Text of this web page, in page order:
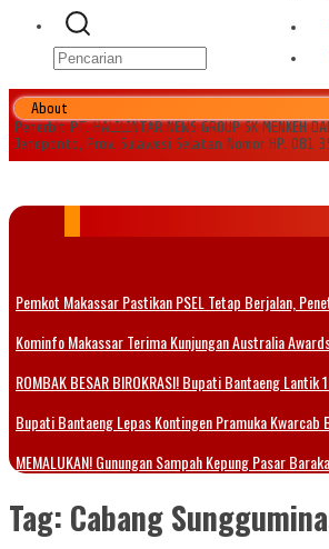
About
Penerbit PT. HALILINTAR NEWS GROUP SK
Jeneponto, Prov. Sulawesi Selatan Nomor HP.
Pemkot Makassar Pastikan PSEL Tetap Berjalan,
Kominfo Makassar Terima Kunjungan Australia
ROMBAK BESAR BIROKRASI! Bupati Bantaeng
Bupati Bantaeng Lepas Kontingen Pramuka Kwarcab
MEMALUKAN! Gunungan Sampah Kepung Pasar
Tag: Cabang